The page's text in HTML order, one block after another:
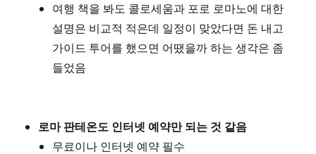
여행 책을 봐도 콜로세움과 포로 로마노에 대한
설명은 비교적 적은데 일정이 맞았다면 돈 내고
가이드 투어를 했으면 어땠을까 하는 생각은 좀
들었음
로마 판테온도 인터넷 예약만 되는 것 같음
무료이나 인터넷 예약 필수